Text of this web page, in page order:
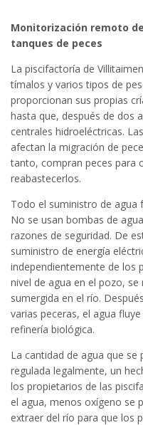
Monitorización remoto
tanques de peces
La piscifactoría de
tímalos y varios tipos de
proporcionan sus propias
hasta que, después de dos
centrales hidroeléctricas.
afectan la migración de
tanto, compran peces para
reabastecerlos.
Todo el suministro de agua
No se usan bombas de
razones de seguridad. De
suministro de energía
independientemente de los
nivel de agua en el pozo,
sumergida en el río.
varias peceras, el agua
refinería biológica.
La cantidad de agua que
regulada legalmente, un
los propietarios de las
el agua, menos oxígeno se
extraer del río para que los